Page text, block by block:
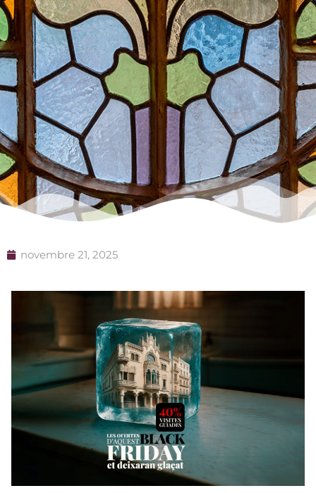
novembre 21, 2025